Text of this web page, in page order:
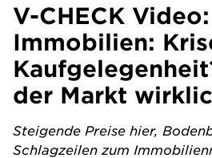
V-CHECK Video:
Immobilien:
der Markt
Steigende Preise hier,
Schlagzeilen zum